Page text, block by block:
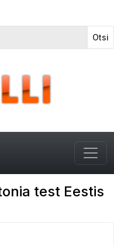
Otsi
test Eestis